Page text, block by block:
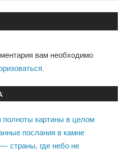
вам необходимо
картины в целом
послания в камне
страны, где небо не